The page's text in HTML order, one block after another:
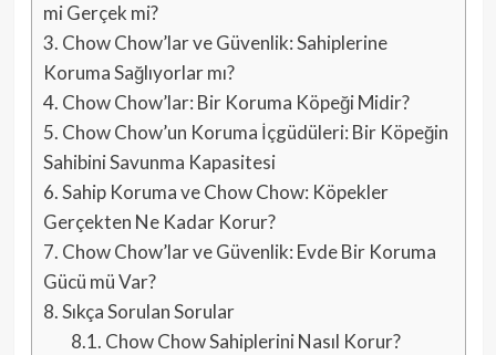
mi Gerçek mi?
3. Chow Chow’lar ve Güvenlik: Sahiplerine
Koruma Sağlıyorlar mı?
4. Chow Chow’lar: Bir Koruma Köpeği Midir?
5. Chow Chow’un Koruma İçgüdüleri: Bir Köpeğin
Sahibini Savunma Kapasitesi
6.Sahip Koruma ve Chow Chow: Köpekler
Gerçekten Ne Kadar Korur?
7. Chow Chow’lar ve Güvenlik: Evde Bir Koruma
Gücü mü Var?
8.Sıkça Sorulan Sorular
8.1. Chow Chow Sahiplerini Nasıl Korur?